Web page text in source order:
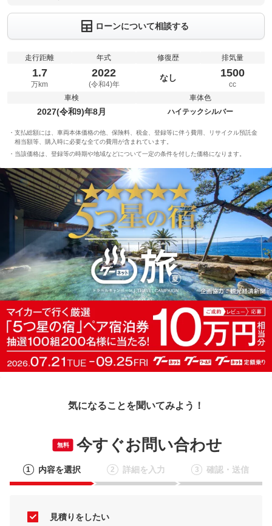
ローンについて相談する
走行距離
1.7
万km
年式
2022
(令和4)年
修復歴
なし
排気量
1500
cc
車検
2027(令和9)年8月
車体色
ハイテックシルバー
支払総額には、車両本体価格の他、保険料、税金、登録等に伴う費用、リサイクル預託金
相当額等、購入時に必要な全ての費用が含まれています。
当該価格は、登録等の時期や地域などについて一定の条件を付した価格になります。
気になることを聞いてみよう！
無料 今すぐお問い合わせ
1 内容を選択 2 詳細を入力 3 確認・送信
見積りをしたい